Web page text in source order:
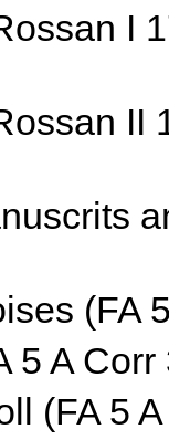
I
II
(FA
5 A Corr
(FA 5